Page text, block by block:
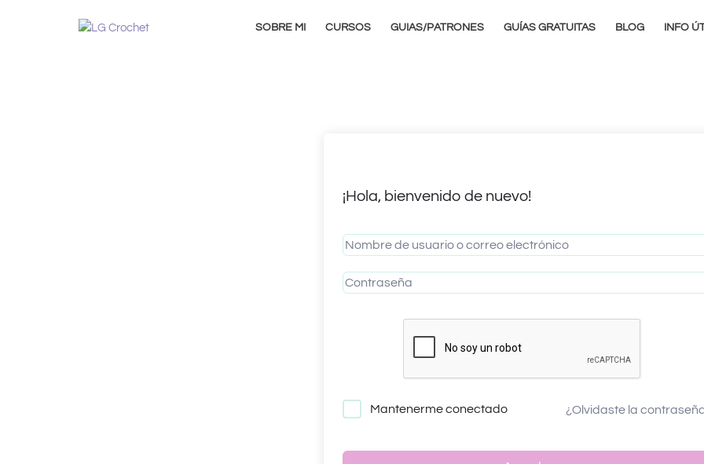
SOBRE MI CURSOS GUIAS/PATRONES GUÍAS GRATUITAS BLOG INFO
¡Hola, bienvenido de nuevo!
Mantenerme conectado ¿Olvidaste la